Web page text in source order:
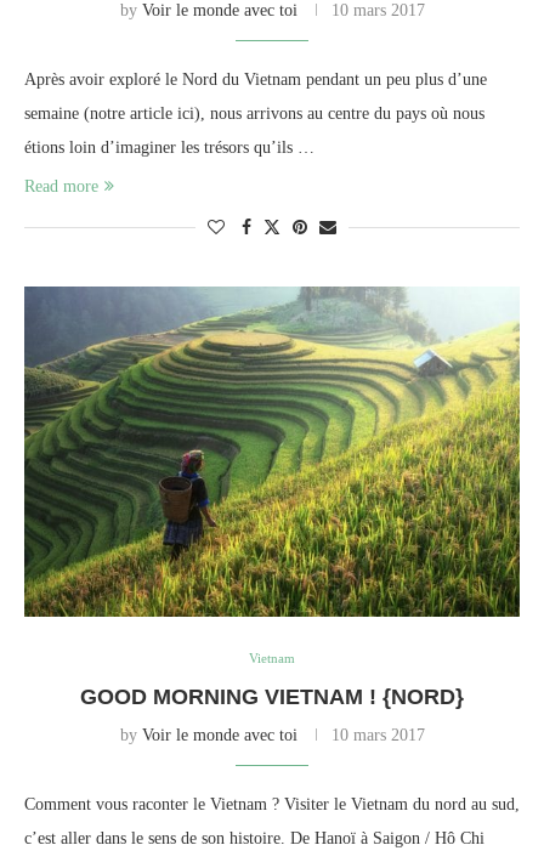
by Voir le monde avec toi 10 mars 2017
Après avoir exploré le Nord du Vietnam pendant un peu plus d’une
semaine (notre article ici), nous arrivons au centre du pays où nous
étions loin d’imaginer les trésors qu’ils …
Read more
Vietnam
GOOD MORNING VIETNAM ! {NORD}
by Voir le monde avec toi 10 mars 2017
Comment vous raconter le Vietnam ? Visiter le Vietnam du nord au sud,
c’est aller dans le sens de son histoire. De Hanoï à Saigon / Hô Chi